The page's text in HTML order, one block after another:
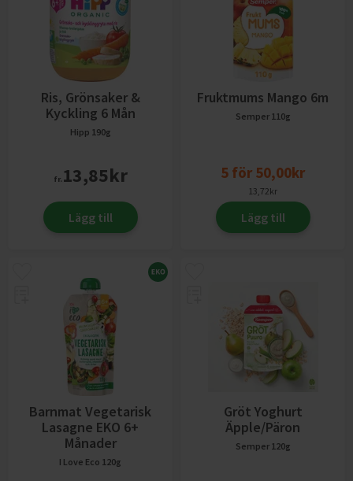
Ris, Grönsaker &
Kyckling 6 Mån
Hipp 190g
fr. 13,85kr
Lägg till
Fruktmums Mango 6m
Semper 110g
5 för 50,00kr
13,72kr
Lägg till
Barnmat Vegetarisk
Lasagne EKO 6+
Månader
I Love Eco 120g
Gröt Yoghurt
Äpple/Päron
Semper 120g